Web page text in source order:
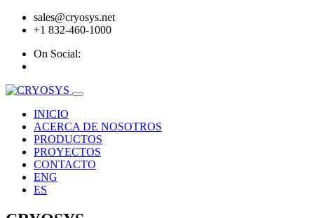
sales@cryosys.net
+1 832-460-1000
On Social:
INICIO
ACERCA DE NOSOTROS
PRODUCTOS
PROYECTOS
CONTACTO
ENG
ES